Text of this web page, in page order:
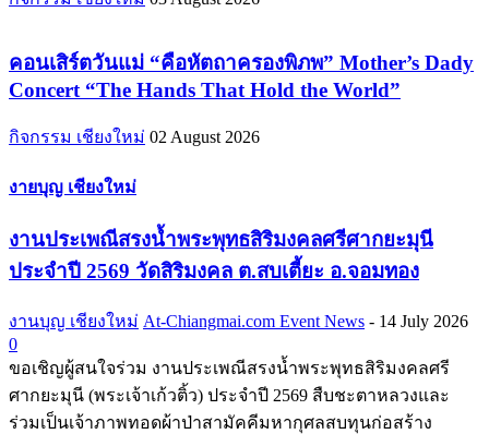
คอนเสิร์ตวันแม่ “คือหัตถาครองพิภพ” Mother’s Dady
Concert “The Hands That Hold the World”
กิจกรรม เชียงใหม่ 02 August 2026
งายบุญ เชียงใหม่
งานประเพณีสรงน้ำพระพุทธสิริมงคลศรีศากยะมุนี
ประจำปี 2569 วัดสิริมงคล ต.สบเตี้ยะ อ.จอมทอง
งานบุญ เชียงใหม่ At-Chiangmai.com Event News - 14 July 2026
0
ขอเชิญผู้สนใจร่วม งานประเพณีสรงน้ำพระพุทธสิริมงคลศรี
ศากยะมุนี (พระเจ้าเก้วติ้ว) ประจำปี 2569 สืบชะตาหลวงและ
ร่วมเป็นเจ้าภาพทอดผ้าป่าสามัคคีมหากุศลสบทุนก่อสร้าง